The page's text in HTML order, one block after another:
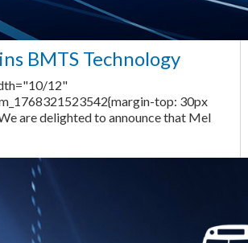
BMTS Technology
12"
top: 30px
are delighted to announce that Mel